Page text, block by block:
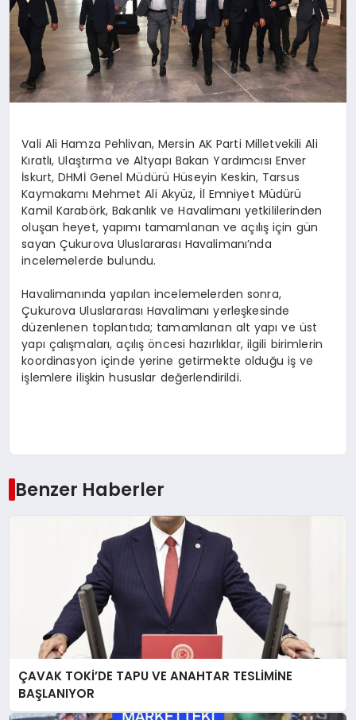
DİĞER
Vali Ali Hamza Pehlivan, Mersin AK Parti Milletvekili Ali
Kıratlı, Ulaştırma ve Altyapı Bakan Yardımcısı Enver
İskurt, DHMİ Genel Müdürü Hüseyin Keskin, Tarsus
Kaymakamı Mehmet Ali Akyüz, İl Emniyet Müdürü
Kamil Karabörk, Bakanlık ve Havalimanı yetkililerinden
oluşan heyet, yapımı tamamlanan ve açılış için gün
sayan Çukurova Uluslararası Havalimanı’nda
incelemelerde bulundu.
Havalimanında yapılan incelemelerden sonra,
Çukurova Uluslararası Havalimanı yerleşkesinde
düzenlenen toplantıda; tamamlanan alt yapı ve üst
yapı çalışmaları, açılış öncesi hazırlıklar, ilgili birimlerin
koordinasyon içinde yerine getirmekte olduğu iş ve
işlemlere ilişkin hususlar değerlendirildi.
Benzer Haberler
ÇAVAK TOKİ’DE TAPU VE ANAHTAR TESLİMİNE
BAŞLANIYOR